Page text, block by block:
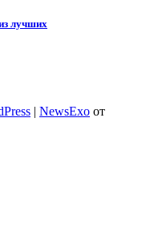
лучших
| NewsExo от